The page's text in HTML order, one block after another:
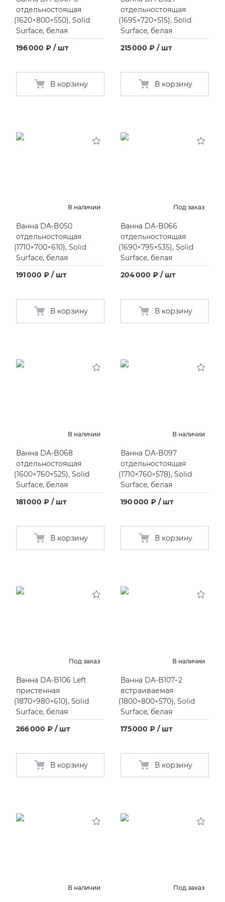
KERAMA MARAZZI
PAMESA
PERONDA
XLIGHT XTONE URBATEK
XXL Pamesa
СМЕСИТЕЛИ
УНИТАЗЫ И ПИCCУАРЫ
отдельностоящая
(1620×800×550), Solid
Surface, белая
196 000 ₽ / шт
В корзину
отдельностоящая
(1695×720×515), Solid
Surface, белая
215 000 ₽ / шт
В корзину
В наличии
Ванна DA-B050
отдельностоящая
(1710×700×610), Solid
Surface, белая
191 000 ₽ / шт
В корзину
Под заказ
Ванна DA-B066
отдельностоящая
(1690×795×535), Solid
Surface, белая
204 000 ₽ / шт
В корзину
В наличии
Ванна DA-B068
отдельностоящая
(1600×760×525), Solid
Surface, белая
181 000 ₽ / шт
В корзину
В наличии
Ванна DA-B097
отдельностоящая
(1710×760×578), Solid
Surface, белая
190 000 ₽ / шт
В корзину
Под заказ
Ванна DA-B106 Left
пристенная
(1870×980×610), Solid
Surface, белая
266 000 ₽ / шт
В корзину
В наличии
Ванна DA-B107−2
встраиваемая
(1800×800×570), Solid
Surface, белая
175 000 ₽ / шт
В корзину
В наличии Под заказ